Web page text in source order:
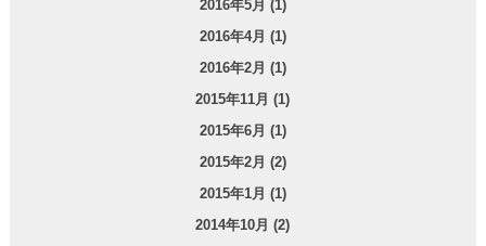
2016年5月 (1)
2016年4月 (1)
2016年2月 (1)
2015年11月 (1)
2015年6月 (1)
2015年2月 (2)
2015年1月 (1)
2014年10月 (2)